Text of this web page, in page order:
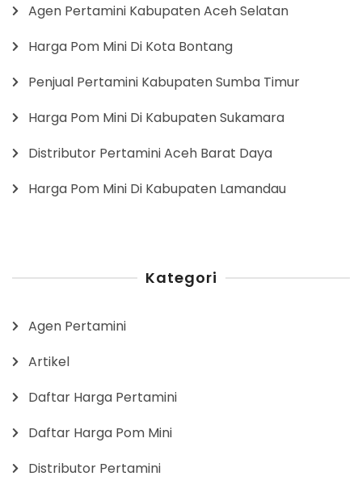
Agen Pertamini Kabupaten Aceh Selatan
Harga Pom Mini Di Kota Bontang
Penjual Pertamini Kabupaten Sumba Timur
Harga Pom Mini Di Kabupaten Sukamara
Distributor Pertamini Aceh Barat Daya
Harga Pom Mini Di Kabupaten Lamandau
Kategori
Agen Pertamini
Artikel
Daftar Harga Pertamini
Daftar Harga Pom Mini
Distributor Pertamini